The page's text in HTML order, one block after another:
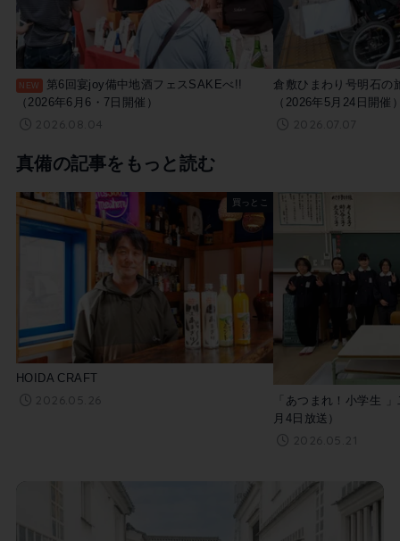
第6回宴joy備中地酒フェスSAKEべ!!
（2026年6月6・7日開催）
2026.08.04
倉敷ひまわり号明石の
（2026年5月24日開催
2026.07.07
真備の記事をもっと読む
買っとこ
HOIDA CRAFT
2026.05.26
「あつまれ！小学生
月4日放送）
2026.05.21